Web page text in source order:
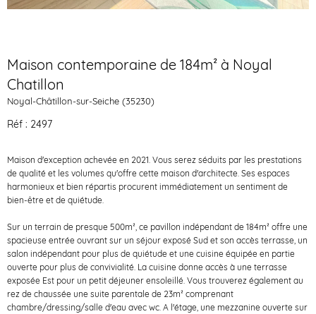
Maison contemporaine de 184m² à Noyal
Chatillon
Noyal-Châtillon-sur-Seiche (35230)
Réf : 2497
Maison d'exception achevée en 2021. Vous serez séduits par les prestations
de qualité et les volumes qu'offre cette maison d'architecte. Ses espaces
harmonieux et bien répartis procurent immédiatement un sentiment de
bien-être et de quiétude.
Sur un terrain de presque 500m², ce pavillon indépendant de 184m² offre une
spacieuse entrée ouvrant sur un séjour exposé Sud et son accès terrasse, un
salon indépendant pour plus de quiétude et une cuisine équipée en partie
ouverte pour plus de convivialité. La cuisine donne accès à une terrasse
exposée Est pour un petit déjeuner ensoleillé. Vous trouverez également au
rez de chaussée une suite parentale de 23m² comprenant
chambre/dressing/salle d'eau avec wc. A l'étage, une mezzanine ouverte sur